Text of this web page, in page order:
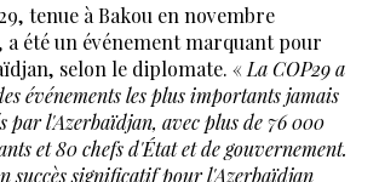
tenue à Bakou en novembre
a été un événement marquant pour
selon le diplomate. « La COP29 a
événements les plus importants jamais
par l'Azerbaïdjan, avec plus de 76 000
et 80 chefs d'État et de gouvernement.
succès significatif pour l'Azerbaïdjan